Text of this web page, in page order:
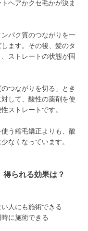
ヘアかクセ毛かが決ま
パク質のつながりを一
ます。その後、髪のタ
ストレートの状態が固
つながりを切る」とき
して、酸性の薬剤を使
ストレートです。
う縮毛矯正よりも、酸
なくなっています。
られる効果は？
人にも施術できる
に施術できる